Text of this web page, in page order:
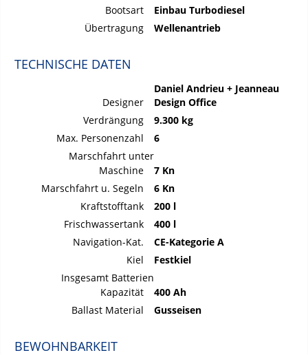
Bootsart
Einbau Turbodiesel
Übertragung
Wellenantrieb
TECHNISCHE DATEN
Designer
Daniel Andrieu + Jeanneau
Design Office
Verdrängung
9.300 kg
Max. Personenzahl
6
Marschfahrt unter
Maschine
7 Kn
Marschfahrt u. Segeln
6 Kn
Kraftstofftank
200 l
Frischwassertank
400 l
Navigation-Kat.
CE-Kategorie A
Kiel
Festkiel
Insgesamt Batterien
Kapazität
400 Ah
Ballast Material
Gusseisen
BEWOHNBARKEIT